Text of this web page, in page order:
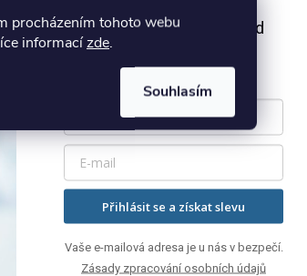
procházením tohoto webu
informacízde.
Souhlasím
Sleva platí při nákupu
nad
Přihlásit se a získat slevu
Vaše e-mailová adresa je u nás v bezpečí.
Zásady zpracování osobních údajů